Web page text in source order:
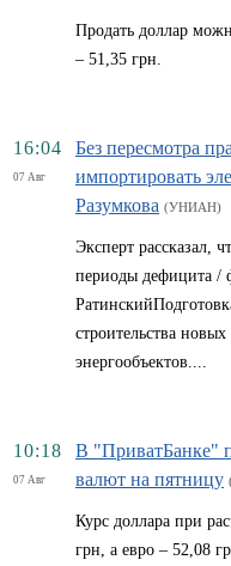
Продать доллар
– 51,35 грн.
16:04
07 Авг
Без пересмотра
импортировать
Разумкова (УНИАН)
Эксперт рассказал,
периоды дефицита
строительства
энергообъектов....
10:18
07 Авг
В "ПриватБанке"
валют на пятницу
Курс доллара при
грн, а евро – 52,08